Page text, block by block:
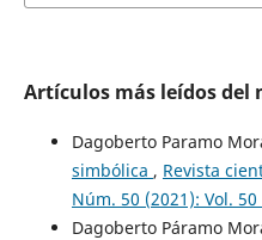
Artículos más leídos
Dagoberto Paramo
simbólica , Revista
Núm. 50 (2021): Vol. 50
Dagoberto Páramo